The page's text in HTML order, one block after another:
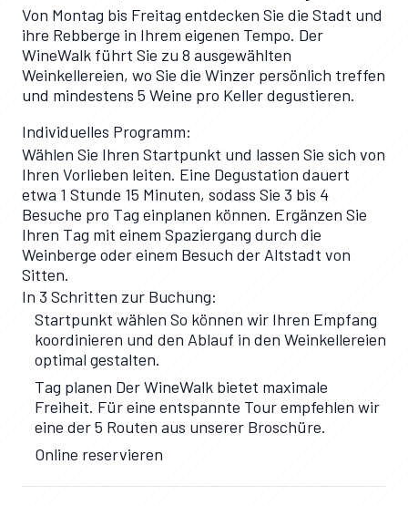
Von Montag bis Freitag entdecken Sie die Stadt und
ihre Rebberge in Ihrem eigenen Tempo. Der
WineWalk führt Sie zu 8 ausgewählten
Weinkellereien, wo Sie die Winzer persönlich treffen
und mindestens 5 Weine pro Keller degustieren.
Individuelles Programm:
Wählen Sie Ihren Startpunkt und lassen Sie sich von
Ihren Vorlieben leiten. Eine Degustation dauert
etwa 1 Stunde 15 Minuten, sodass Sie 3 bis 4
Besuche pro Tag einplanen können. Ergänzen Sie
Ihren Tag mit einem Spaziergang durch die
Weinberge oder einem Besuch der Altstadt von
Sitten.
In 3 Schritten zur Buchung:
Startpunkt wählen So können wir Ihren Empfang
koordinieren und den Ablauf in den Weinkellereien
optimal gestalten.
Tag planen Der WineWalk bietet maximale
Freiheit. Für eine entspannte Tour empfehlen wir
eine der 5 Routen aus unserer Broschüre.
Online reservieren